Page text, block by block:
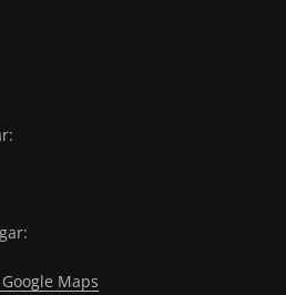
Maps